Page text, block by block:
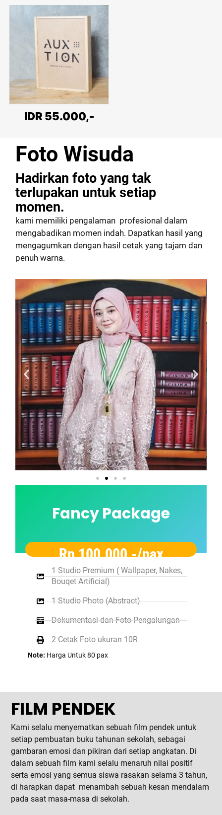
IDR 55.000,-
Foto Wisuda
Hadirkan foto yang tak
terlupakan untuk setiap
momen.
kami memiliki pengalaman profesional dalam
mengabadikan momen indah. Dapatkan hasil yang
mengagumkan dengan hasil cetak yang tajam dan
penuh warna.
Fancy Package
Rp 100.000,-/pax
1 Studio Premium ( Wallpaper, Nakes,
Bouqet Artificial)
1 Studio Photo (Abstract)
Dokumentasi dan Foto Pengalungan
2 Cetak Foto ukuran 10R
Note: Harga Untuk 80 pax
FILM PENDEK
Kami selalu menyematkan sebuah film pendek untuk
setiap pembuatan buku tahunan sekolah, sebagai
gambaran emosi dan pikiran dari setiap angkatan. Di
dalam sebuah film kami selalu menaruh nilai positif
serta emosi yang semua siswa rasakan selama 3 tahun,
di harapkan dapat menambah sebuah kesan mendalam
pada saat masa-masa di sekolah.